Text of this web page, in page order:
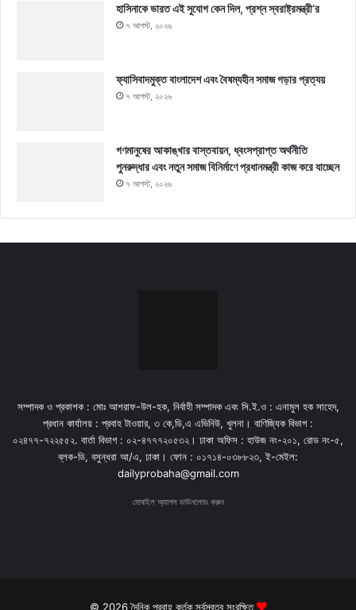
হাসিনাকে ভারত এই সুযোগ কেন দিল, প্রশ্ন স্বরাষ্ট্রমন্ত্রী’র
৭ আগস্ট, ২০২৬
ফ্যাসিবাদমুক্ত বাংলাদেশ এবং বৈষম্যহীন সমাজ গড়ার প্রত্যয়
৭ আগস্ট, ২০২৬
গণমানুষের আকাঙ্খার বাস্তবায়ন, ধ্বংসপ্রাপ্ত অর্থনীতি
পুনরুদ্ধার এবং নতুন সমাজ বিনির্মাণে প্রধানমন্ত্রী কাজ করে যাচ্ছেন
৭ আগস্ট, ২০২৬
সম্পাদক ও প্রকাশক : মোঃ আশরাফ-উল-হক, নির্বাহী সম্পাদক এবং সি.ই.ও : এনামুল হক সাহেদ,
প্রধান কার্যালয় : প্রবাহ টাওয়ার, ৩ কে,ডি,এ এভিনিউ, খুলনা। বাণিজ্যিক বিভাগ :
০২৪৭৭-৭২২৫৫২. বার্তা বিভাগ : ০২-৪৭৭৭২০৫৩২। ঢাকা অফিস : হাউজ নং-২০১, রোড নং-৫,
ব্লক-ডি, বসুন্ধরা আ/এ, ঢাকা। ফোন : ০১৭১৪-০৩৮৮২৩, ই-মেইল:
dailyprobaha@gmail.com
মোবাইল অ্যাপস ডাউনলোড করুন
© 2026 দৈনিক প্রবাহ কর্তৃক সর্বস্বত্ব সংরক্ষিত